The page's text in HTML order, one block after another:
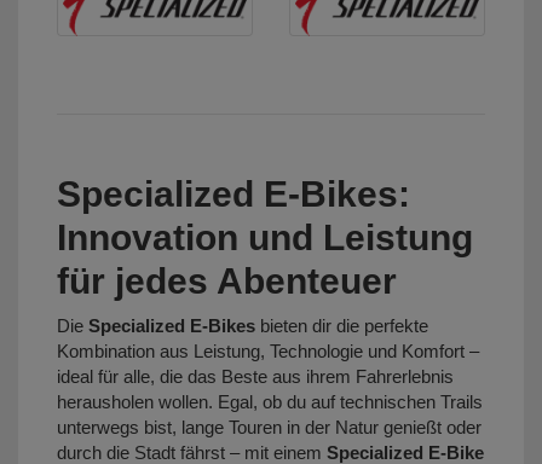
Specialized E-Bikes:
Innovation und Leistung
für jedes Abenteuer
Die Specialized E-Bikes bieten dir die perfekte
Kombination aus Leistung, Technologie und Komfort –
ideal für alle, die das Beste aus ihrem Fahrerlebnis
herausholen wollen. Egal, ob du auf technischen Trails
unterwegs bist, lange Touren in der Natur genießt oder
durch die Stadt fährst – mit einem Specialized E-Bike